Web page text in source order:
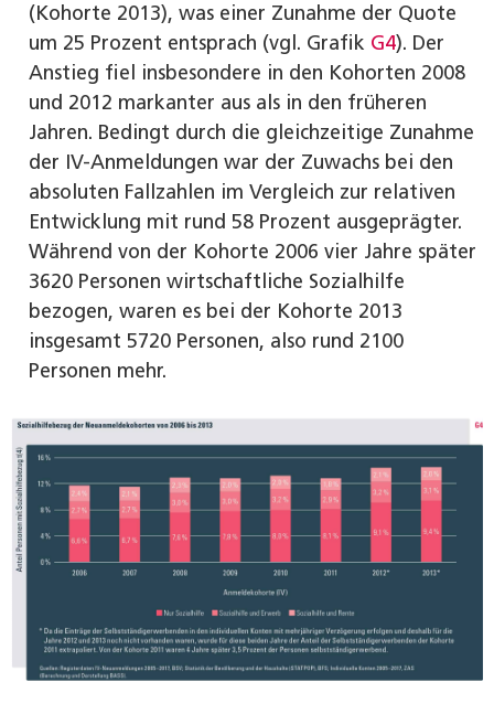
(Kohorte 2013), was einer Zunahme der Quote
um 25 Prozent entsprach (vgl. Grafik G4). Der
Anstieg fiel insbesondere in den Kohorten 2008
und 2012 markanter aus als in den früheren
Jahren. Bedingt durch die gleichzeitige Zunahme
der IV-Anmeldungen war der Zuwachs bei den
absoluten Fallzahlen im Vergleich zur relativen
Entwicklung mit rund 58 Prozent ausgeprägter.
Während von der Kohorte 2006 vier Jahre später
3620 Personen wirtschaftliche Sozialhilfe
bezogen, waren es bei der Kohorte 2013
insgesamt 5720 Personen, also rund 2100
Personen mehr.